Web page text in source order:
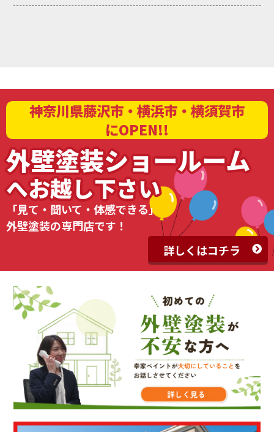
神奈川県藤沢市・横浜市・横須賀市
にOPEN!!
外壁塗装ショールーム
へお越し下さい
「見て・聞いて・体感できる」
外壁塗装の専門店です！
詳しくはコチラ